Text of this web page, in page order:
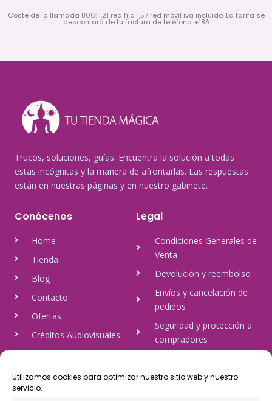
Utilizamos cookies para optimizar nuestro sitio web y nuestro
servicio.
Coste de la llamada 806: 1,21 red fija 1,57 red móvil iva incluido. La tarifa se
descontará de tu factura de teléfono. +18A
Trucos, soluciones, guías. Encuentra la solución a todas
estas incógnitas y la manera de afrontarlas. Las respuestas
están en nuestras páginas y en nuestro gabinete.
Conócenos
Home
Tienda
Blog
Contacto
Ofertas
Créditos Audiovisuales
tulineamagica.com
Legal
Condiciones Generales de
Venta
Devolución y reembolso
Envíos y cancelación de
pedidos
Seguridad y protección a
compradores
Política de cookies